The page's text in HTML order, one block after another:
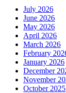
July 2026
June 2026
May 2026
April 2026
March 2026
February
January 2026
December
November
October 2025